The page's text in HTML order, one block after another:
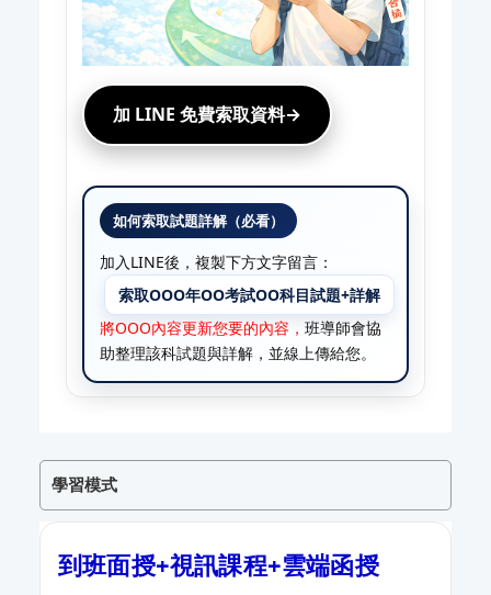
加 LINE 免費索取資料→
如何索取試題詳解（必看）
加入LINE後，複製下方文字留言：​​​​​
索取OOO年OO考試OO科目試題+詳解
將OOO內容更新您要的內容， 班導師會協
助整理該科試題與詳解，並線上傳給您。
學習模式
到班面授+視訊課程+雲端函授